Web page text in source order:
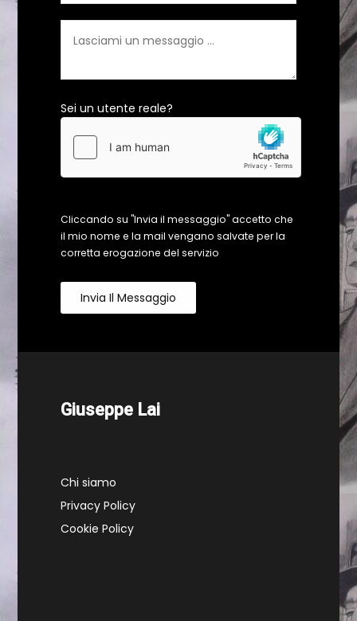
Sei un utente reale?
Cliccando su "Invia il messaggio" accetto che
il mio nome e la mail vengano salvate per la
corretta erogazione del servizio
Invia Il Messaggio
Giuseppe Lai
Chi siamo
Privacy Policy
Cookie Policy